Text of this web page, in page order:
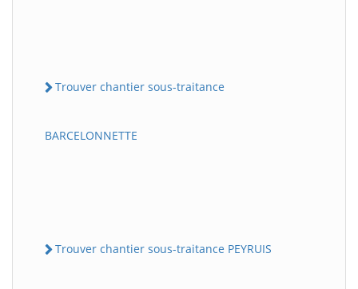
Trouver chantier sous-traitance
BARCELONNETTE
Trouver chantier sous-traitance PEYRUIS